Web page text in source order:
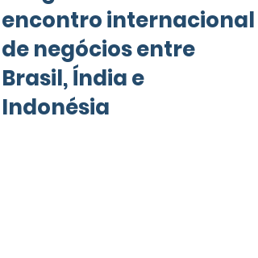
encontro internacional
de negócios entre
Brasil, Índia e
Indonésia